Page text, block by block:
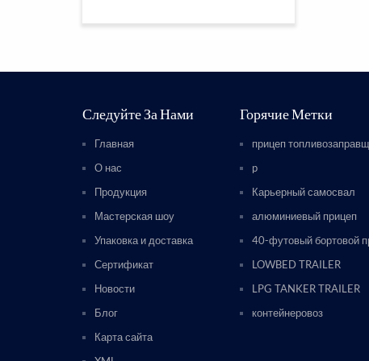
Следуйте За Нами
Главная
О нас
Продукция
Мастерская шоу
Упаковка и доставка
Сертификат
Новости
Блог
Карта сайта
Горячие Метки
прицеп
p
Карьерный самосвал
алюминиевый прицеп
40-футовый бортовой
LOWBED TRAILER
LPG TANKER TRAILER
контейнеровоз